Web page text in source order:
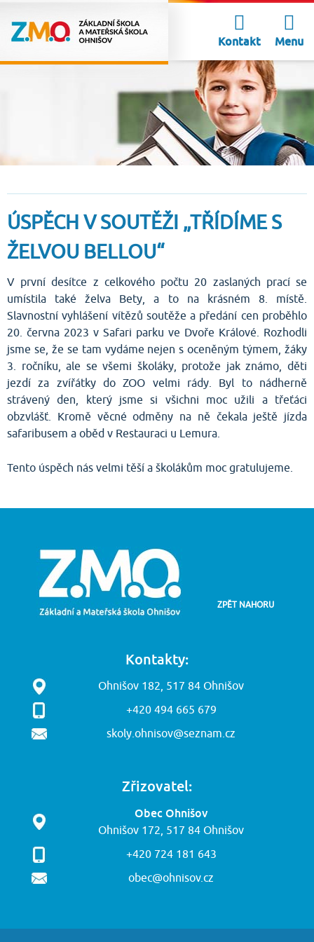
Menu
Kontakt
ÚSPĚCH V SOUTĚŽI „TŘÍDÍME S
ŽELVOU BELLOU“
V první desítce z celkového počtu 20 zaslaných prací se
umístila také želva Bety, a to na krásném 8. místě.
Slavnostní vyhlášení vítězů soutěže a předání cen proběhlo
20. června 2023 v Safari parku ve Dvoře Králové. Rozhodli
jsme se, že se tam vydáme nejen s oceněným týmem, žáky
3. ročníku, ale se všemi školáky, protože jak známo, děti
jezdí za zvířátky do ZOO velmi rády. Byl to nádherně
strávený den, který jsme si všichni moc užili a třeťáci
obzvlášť. Kromě věcné odměny na ně čekala ještě jízda
safaribusem a oběd v Restauraci u Lemura.
Tento úspěch nás velmi těší a školákům moc gratulujeme.
Kontakty:
Ohnišov 182, 517 84 Ohnišov
+420 494 665 679
skoly.ohnisov@seznam.cz
Zřizovatel:
Obec Ohnišov
Ohnišov 172, 517 84 Ohnišov
+420 724 181 643
obec@ohnisov.cz
ZPĚT NAHORU